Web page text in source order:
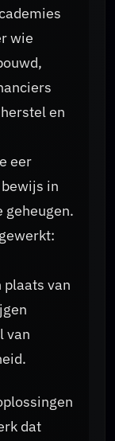
wie
en
eer
in
geheugen.
van
van
dat